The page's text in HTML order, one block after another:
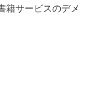
籍サービスのデメ